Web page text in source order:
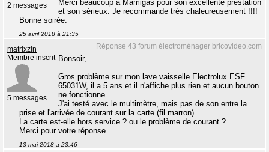
2 messages
Merci beaucoup à Mamigas pour son excellente prestation
et son sérieux. Je recommande très chaleureusement !!!!
Bonne soirée.
25 avril 2018 à 21:35
Réponse 43 forum électroménager bricovideo.com
matrixzin
Membre inscrit
5 messages
Bonsoir,
Gros problème sur mon lave vaisselle Electrolux ESF
65031W, il a 5 ans et il n'affiche plus rien et aucun bouton
ne fonctionne.
J'ai testé avec le multimètre, mais pas de son entre la
prise et l'arrivée de courant sur la carte (fil marron).
La carte est-elle hors service ? ou le problème de courant ?
Merci pour votre réponse.
13 mai 2018 à 23:46